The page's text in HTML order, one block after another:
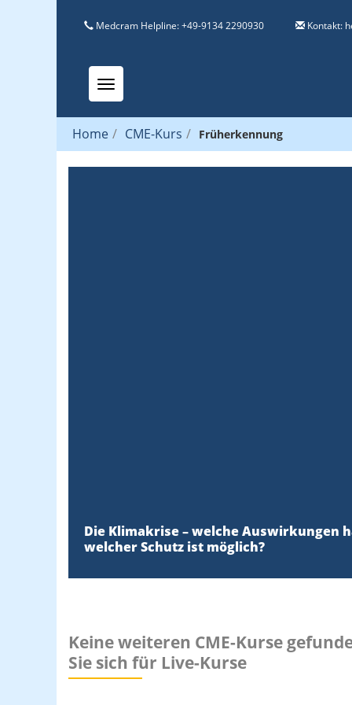
Medcram Helpline: +49-9134 2290930 Kontakt:
Toggle navigation
Home / CME-Kurs / Früherkennung
Die Klimakrise – welche Auswirkungen
welcher Schutz ist möglich?
Keine weiteren CME-Kurse
Sie sich für Live-Kurse